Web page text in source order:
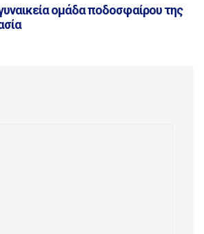
ομάδα ποδοσφαίρου της